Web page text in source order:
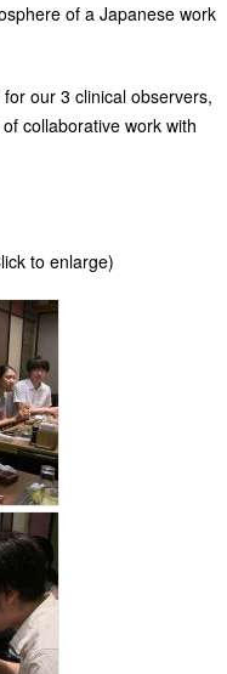
of a Japanese work
our 3 clinical observers,
collaborative work with
to enlarge)